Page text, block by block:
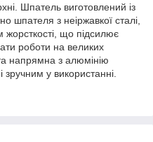
Шпатель виготовлений із
шпателя з неіржавкої сталі,
жорсткості, що підсилює
роботи на великих
напрямна з алюмінію
у використанні.